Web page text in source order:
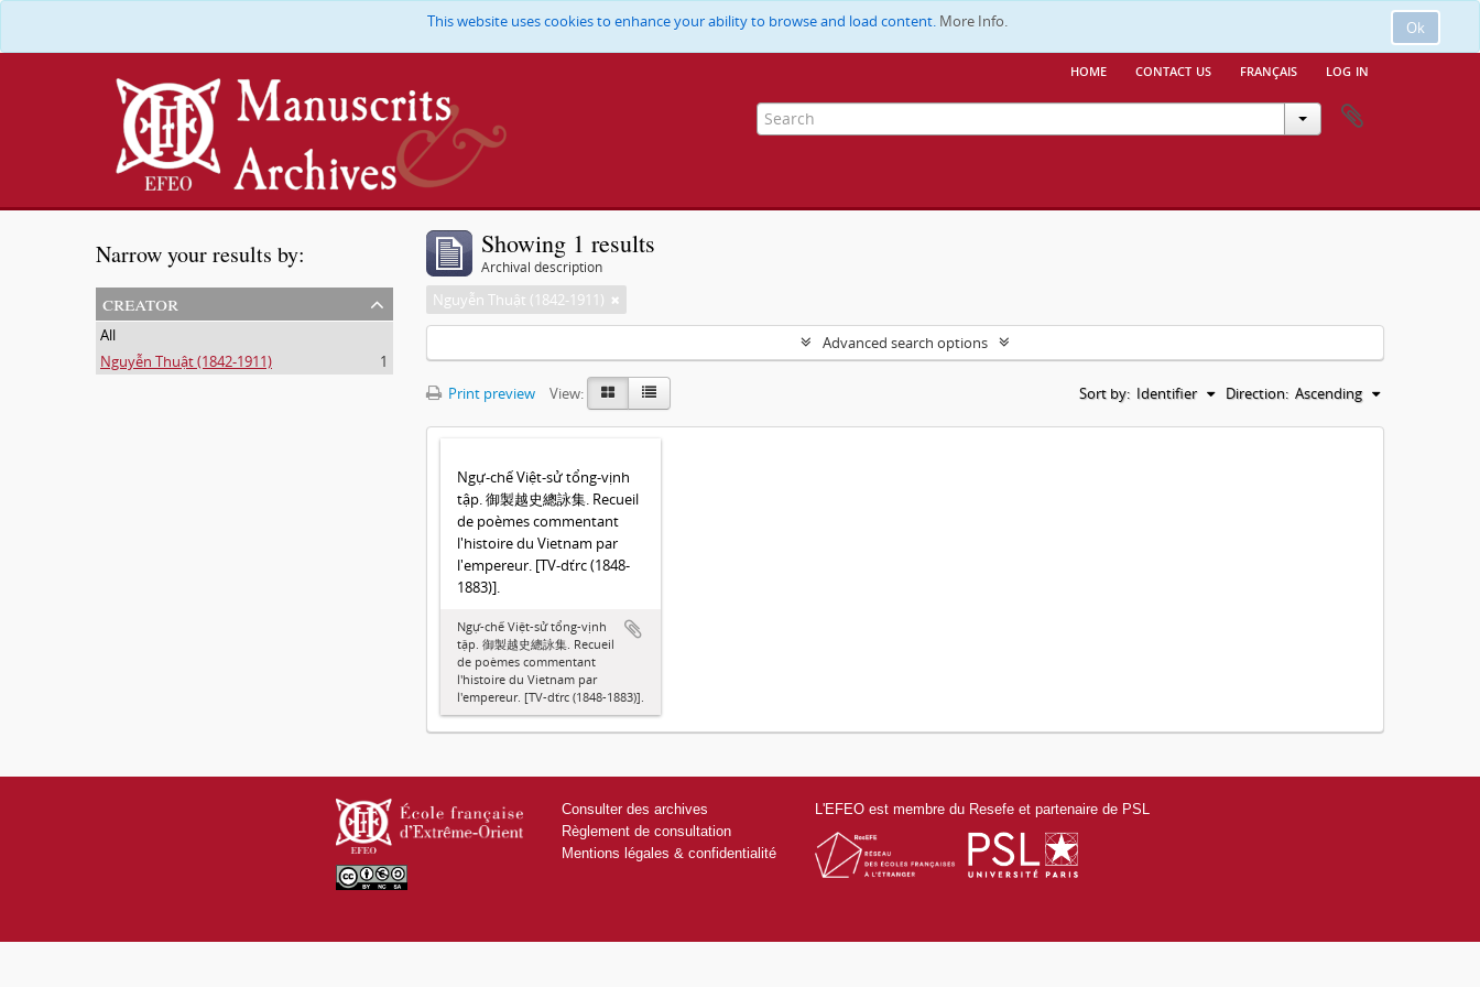
Ok
This website uses cookies to enhance your ability to browse and load content. More Info.
home contact us français log in
Narrow your results by:
creator
All
Nguyễn Thuật (1842-1911)
1
Showing 1 results
Archival description
Nguyễn Thuật (1842-1911)
Advanced search options
Print preview View: Sort by: Identifier Direction: Ascending
Ngự-chế Việt-sử tổng-vịnh
tập. 御製越史總詠集. Recueil
de poèmes commentant
l'histoire du Vietnam par
l'empereur. [TV-dťrc (1848-
1883)].
Ngự-chế Việt-sử tổng-vịnh
tập. 御製越史總詠集. Recueil
de poèmes commentant
l'histoire du Vietnam par
l'empereur. [TV-dťrc (1848-1883)].
Consulter des archives
Règlement de consultation
Mentions légales & confidentialité
L'EFEO est membre du Resefe et partenaire de PSL